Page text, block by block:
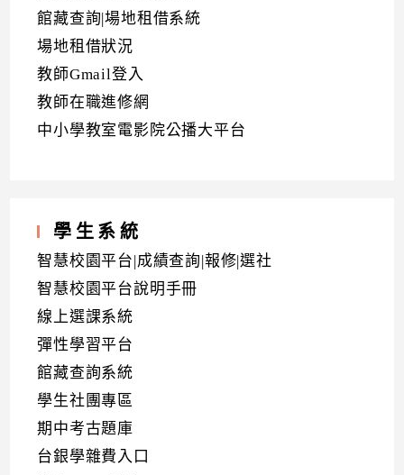
館藏查詢|場地租借系統
場地租借狀況
教師Gmail登入
教師在職進修網
中小學教室電影院公播大平台
學生系統
智慧校園平台|成績查詢|報修|選社
智慧校園平台說明手冊
線上選課系統
彈性學習平台
館藏查詢系統
學生社團專區
期中考古題庫
台銀學雜費入口